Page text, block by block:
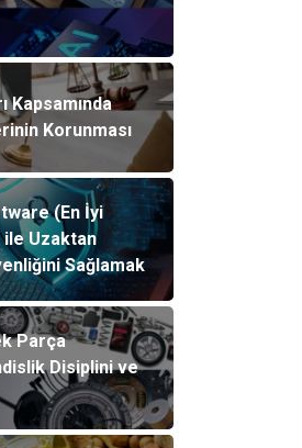
Kapsamında
Korunması
(En İyi
ile Uzaktan
Sağlamak
Parça
Disiplini ve